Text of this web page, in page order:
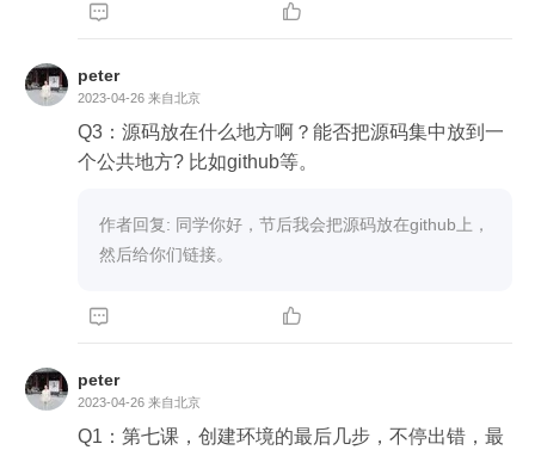
 
peter
2023-04-26 来自北京
Q3：源码放在什么地方啊？能否把源码集中放到一
个公共地方? 比如github等。
作者回复: 同学你好，节后我会把源码放在github上，
然后给你们链接。
 
peter
2023-04-26 来自北京
Q1：第七课，创建环境的最后几步，不停出错，最